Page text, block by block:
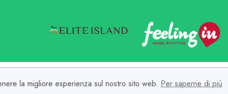
la migliore esperienza sul nostro sito web. Per saperne di più